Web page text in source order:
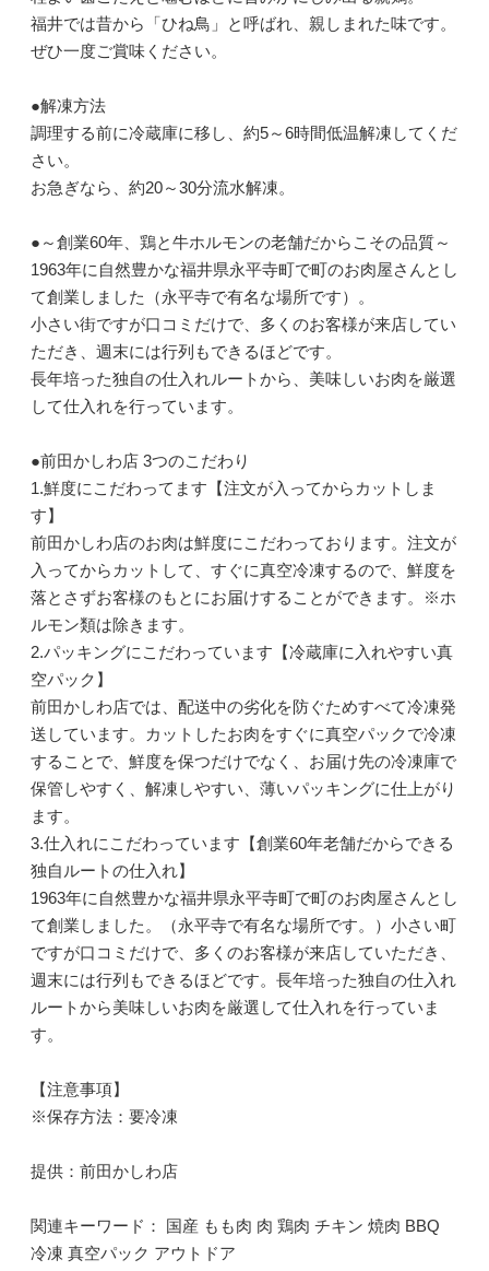
福井では昔から「ひね鳥」と呼ばれ、親しまれた味です。
ぜひ一度ご賞味ください。
●解凍方法
調理する前に冷蔵庫に移し、約5～6時間低温解凍してくだ
さい。
お急ぎなら、約20～30分流水解凍。
●～創業60年、鶏と牛ホルモンの老舗だからこその品質～
1963年に自然豊かな福井県永平寺町で町のお肉屋さんとし
て創業しました（永平寺で有名な場所です）。
小さい街ですが口コミだけで、多くのお客様が来店してい
ただき、週末には行列もできるほどです。
長年培った独自の仕入れルートから、美味しいお肉を厳選
して仕入れを行っています。
●前田かしわ店 3つのこだわり
1.鮮度にこだわってます【注文が入ってからカットしま
す】
前田かしわ店のお肉は鮮度にこだわっております。注文が
入ってからカットして、すぐに真空冷凍するので、鮮度を
落とさずお客様のもとにお届けすることができます。※ホ
ルモン類は除きます。
2.パッキングにこだわっています【冷蔵庫に入れやすい真
空パック】
前田かしわ店では、配送中の劣化を防ぐためすべて冷凍発
送しています。カットしたお肉をすぐに真空パックで冷凍
することで、鮮度を保つだけでなく、お届け先の冷凍庫で
保管しやすく、解凍しやすい、薄いパッキングに仕上がり
ます。
3.仕入れにこだわっています【創業60年老舗だからできる
独自ルートの仕入れ】
1963年に自然豊かな福井県永平寺町で町のお肉屋さんとし
て創業しました。（永平寺で有名な場所です。）小さい町
ですが口コミだけで、多くのお客様が来店していただき、
週末には行列もできるほどです。長年培った独自の仕入れ
ルートから美味しいお肉を厳選して仕入れを行っていま
す。
【注意事項】
※保存方法：要冷凍
提供：前田かしわ店
関連キーワード： 国産 もも肉 肉 鶏肉 チキン 焼肉 BBQ
冷凍 真空パック アウトドア